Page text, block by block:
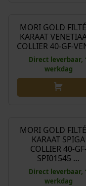
MORI GOLD FILTÉ
KARAAT
COLLIER 40-GF-
Direct leverbaar,
werkdag
MORI GOLD FILTÉ
KARAAT SPIGA
COLLIER 40-
SPI01545 …
Direct leverbaar,
werkdag